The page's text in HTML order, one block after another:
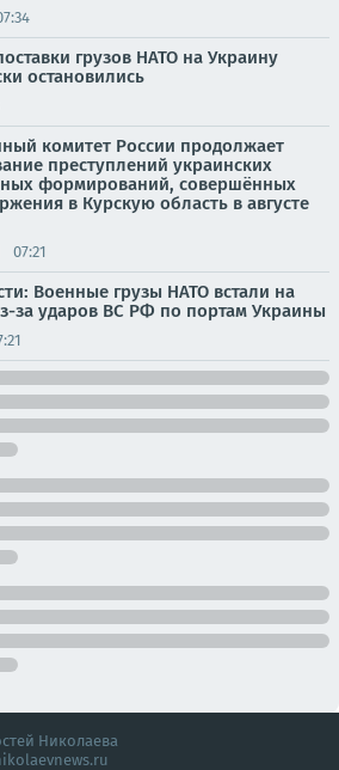
грузов НАТО на Украину
остановились
комитет России продолжает
преступлений украинских
формирований, совершённых
в Курскую область в августе
07:21
Военные грузы НАТО встали на
за ударов ВС РФ по портам Украины
Николаева